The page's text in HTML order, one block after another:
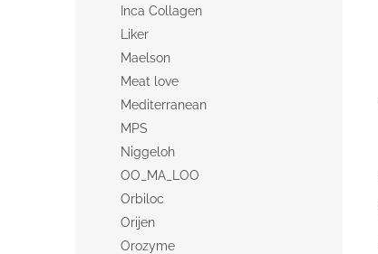
Inca Collagen
Liker
Maelson
Meat love
Mediterranean
MPS
Niggeloh
OO_MA_LOO
Orbiloc
Orijen
Orozyme